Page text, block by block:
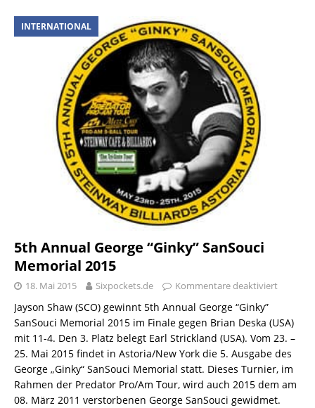
INTERNATIONAL
5th Annual George “Ginky” SanSouci
Memorial 2015
18. Mai 2015 Sixpockets.de Kommentare deaktiviert
Jayson Shaw (SCO) gewinnt 5th Annual George “Ginky”
SanSouci Memorial 2015 im Finale gegen Brian Deska (USA)
mit 11-4. Den 3. Platz belegt Earl Strickland (USA). Vom 23. –
25. Mai 2015 findet in Astoria/New York die 5. Ausgabe des
George „Ginky“ SanSouci Memorial statt. Dieses Turnier, im
Rahmen der Predator Pro/Am Tour, wird auch 2015 dem am
08. März 2011 verstorbenen George SanSouci gewidmet.